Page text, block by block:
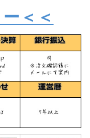
＜＜